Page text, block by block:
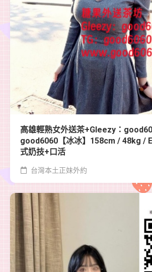
高雄輕熟女外送茶+Gleezy：
good6060【冰冰】158cm / 48kg /
式奶技+口活
台灣本土正妹外約